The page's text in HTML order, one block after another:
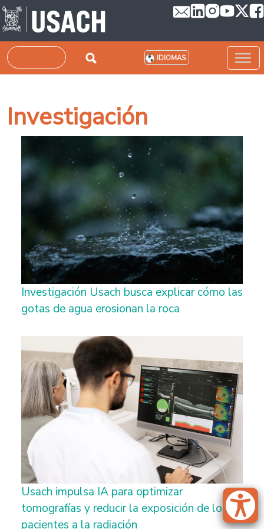
Pasar al contenido principal
Buscar IDIOMAS
Investigación
Investigación Usach busca explicar cómo las
gotas de agua erosionan la roca
Usach impulsa IA para optimizar
tomografías y reducir la exposición de los
pacientes a la radiación